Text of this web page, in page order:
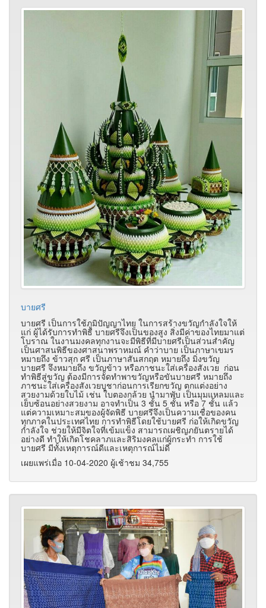
บายศรี
บายศรี เป็นการใช้ภูมิปัญญาไทย ในการสร้างขวัญกำลังใจให้
แก่ ผู้ได้รับการทำพิธี บายศรีจึงเป็นของสูง สิ่งมีค่าของไทยมาแต่
โบราณ ในงานมงคลทุกงานจะมีพิธีที่มีบายศรีเป็นส่วนสำคัญ
เป็นศาสนพิธีของศาสนาพราหมณ์ คำว่าบาย เป็นภาษาเขมร
หมายถึง ข้าวสุก ศรี เป็นภาษาสันสกฤต หมายถึง มิ่งขวัญ
บายศรี จึงหมายถึง ขวัญข้าว หรือภาชนะใส่เครื่องสังเวย ก่อน
ทำพิธีสู่ขวัญ ต้องมีการจัดทำพาขวัญหรือขันบายศรี หมายถึง
ภาชนะใส่เครื่องสังเวยบูชาก่อนการเรียกขวัญ ตกแต่งอย่าง
สวยงามด้วยใบไม้ เช่น ใบตองกล้วย นำมาพับ เป็นมุมแหลมและ
เย็บซ้อนอย่างสวยงาม อาจทำเป็น 3 ชั้น 5 ชั้น หรือ 7 ชั้น แล้ว
แต่ความเหมาะสมของผู้จัดพิธี บายศรีจึงเป็นความเชื่อของคน
ทุกภาคในประเทศไทย การทำพิธีโดยใช้บายศรี ก่อให้เกิดขวัญ
กำลังใจ ช่วยให้มีจิตใจที่เข้มแข็ง สามารถเผชิญภยันตรายได้
อย่างดี ทำให้เกิดโชคลาภและสิริมงคลแก่ผู้กระทำ การใช้
บายศรี มีทั้งเหตุการณ์ดีและเหตุการณ์ไม่ดี
เผยแพร่เมื่อ 10-04-2020 ผู้เช้าชม 34,755